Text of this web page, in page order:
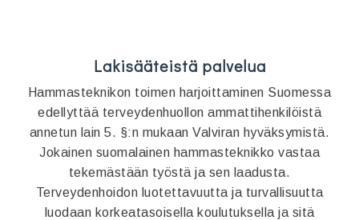
Lakisääteistä palvelua
Hammasteknikon toimen harjoittaminen Suomessa
edellyttää terveydenhuollon ammattihenkilöistä
annetun lain 5. §:n mukaan Valviran hyväksymistä.
Jokainen suomalainen hammasteknikko vastaa
tekemästään työstä ja sen laadusta.
Terveydenhoidon luotettavuutta ja turvallisuutta
luodaan korkeatasoisella koulutuksella ja sitä